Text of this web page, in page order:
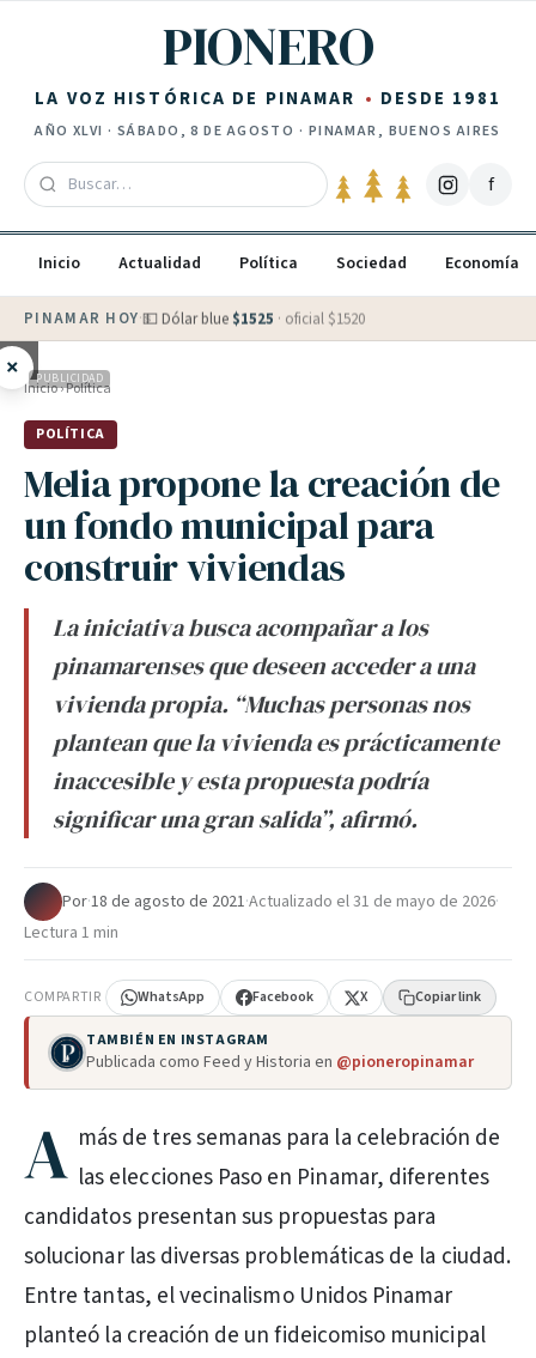
PIONERO
LA VOZ HISTÓRICA DE PINAMAR DESDE 1981
AÑO XLVI · SÁBADO, 8 DE AGOSTO · PINAMAR, BUENOS AIRES
f
Inicio Actualidad Política Sociedad Economía
PINAMAR HOY·💵 Dólar blue $1525 · oficial $1520
× PUBLICIDAD
Inicio›Política
POLÍTICA
Melia propone la creación de
un fondo municipal para
construir viviendas
La iniciativa busca acompañar a los
pinamarenses que deseen acceder a una
vivienda propia. “Muchas personas nos
plantean que la vivienda es prácticamente
inaccesible y esta propuesta podría
significar una gran salida”, afirmó.
Por·18 de agosto de 2021·Actualizado el31 de mayo de 2026·
Lectura 1 min
COMPARTIR WhatsApp Facebook X Copiar link
TAMBIÉN EN INSTAGRAM
Publicada como Feed y Historia en @pioneropinamar
A más de tres semanas para la celebración de
las elecciones Paso en Pinamar, diferentes
candidatos presentan sus propuestas para
solucionar las diversas problemáticas de la ciudad.
Entre tantas, el vecinalismo Unidos Pinamar
planteó la creación de un fideicomiso municipal